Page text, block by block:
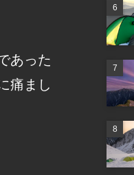
あった
痛まし